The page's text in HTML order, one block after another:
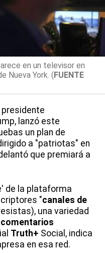
en un televisor en
Nueva York. (FUENTE
presidente
lanzó este
un plan de
a "patriotas" en
que premiará a
de la plataforma
"canales de
una variedad
comentarios
Truth+ Social, indica
en esa red.